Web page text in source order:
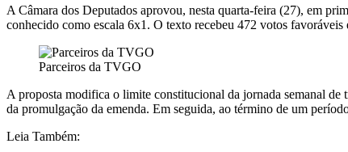
A Câmara dos Deputados aprovou, nesta quarta-feira (27), em
conhecido como escala 6x1. O texto recebeu 472 votos
Parceiros da TVGO
A proposta modifica o limite constitucional da jornada semanal de
da promulgação da emenda. Em seguida, ao término de um
Leia Também: